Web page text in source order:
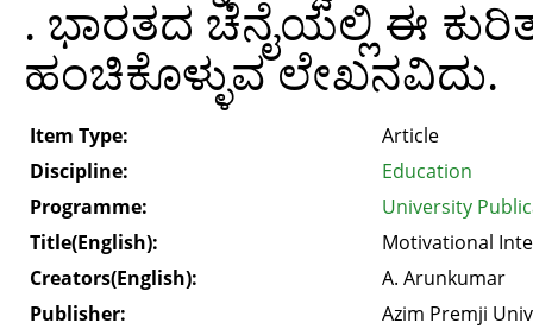
. ಭಾರತದ ಚೆನೈಯಲ್ಲಿ ಈ
ಹಂಚಿಕೊಳ್ಳುವ ಲೇಖನವಿದು.
Item Type:
Article
Discipline:
Education
Programme:
University
Title(English):
Motivational
Creators(English):
A. Arunkumar
Publisher:
Azim Premji